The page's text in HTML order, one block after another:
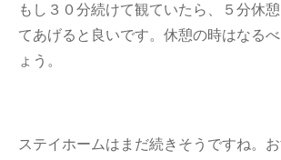
もし３０分続けて観ていたら、５分休
てあげると良いです。休憩の時はなる
ょう。
ステイホームはまだ続きそうですね。